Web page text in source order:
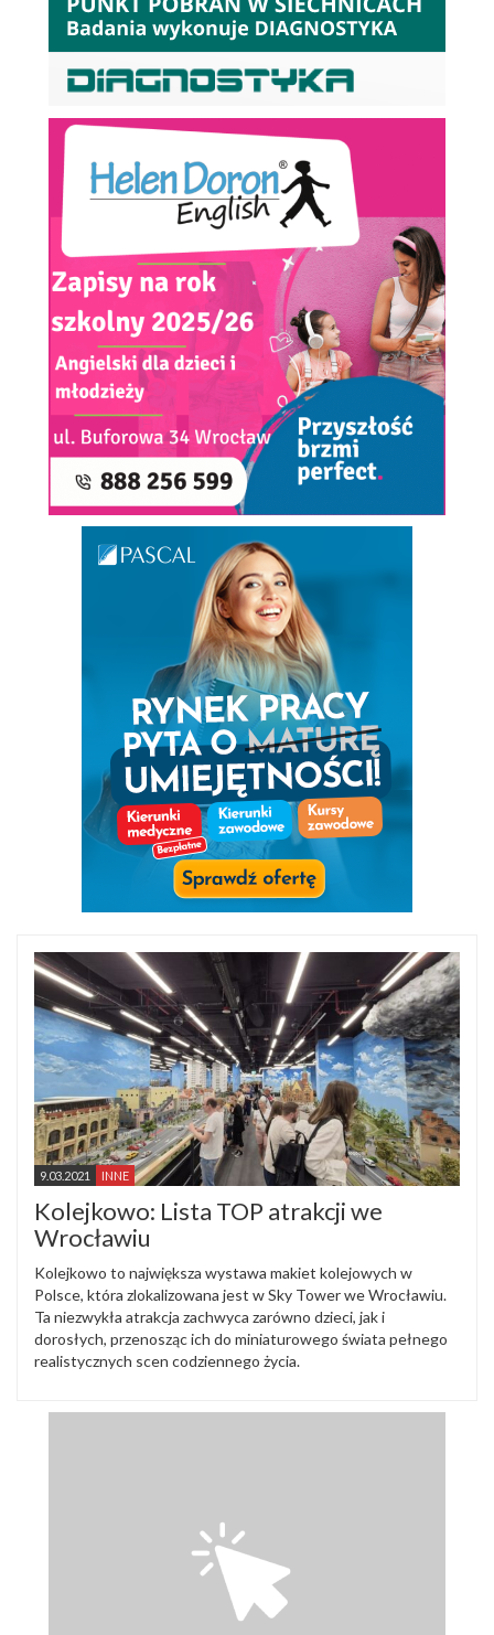
9.03.2021 INNE
Kolejkowo: Lista TOP atrakcji we
Wrocławiu
Kolejkowo to największa wystawa makiet kolejowych w
Polsce, która zlokalizowana jest w Sky Tower we Wrocławiu.
Ta niezwykła atrakcja zachwyca zarówno dzieci, jak i
dorosłych, przenosząc ich do miniaturowego świata pełnego
realistycznych scen codziennego życia.